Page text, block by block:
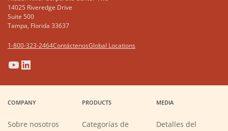
14025 Riveredge Drive
Suite 500
Tampa, Florida 33637
1-800-323-2464ContáctenosGlobal Locations
(Opens
in
new
window)
(Opens
in
new
window)
(Opens
in
new
window)
(Opens
in
new
window)
COMPANY
Sobre nosotros
PRODUCTS
Categorías de
MEDIA
Detalles del